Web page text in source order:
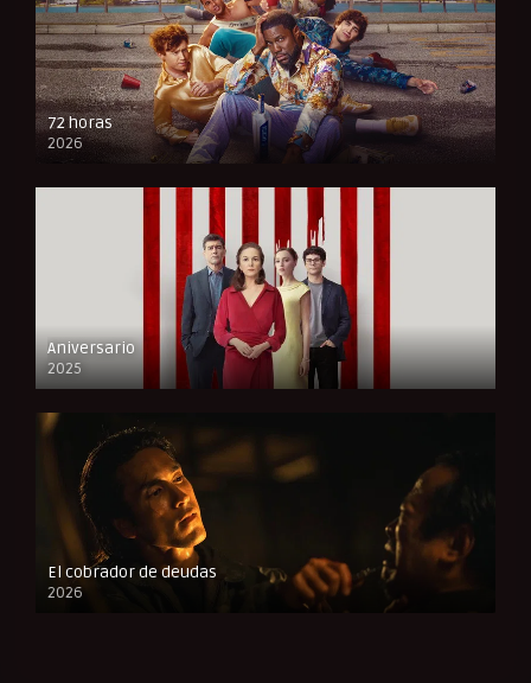
72 horas
2026
FULL HD
Aniversario
2025
FULL HD
El cobrador de deudas
2026
FULL HD